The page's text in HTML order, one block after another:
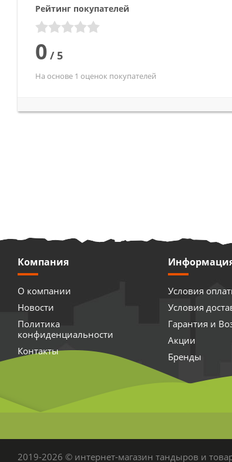
Рейтинг покупателей
0 /5
На основе 1 оценок покупателей
Компания
О компании
Новости
Политика
конфиденциальности
Контакты
Условия
Условия
Гарантия и
Акции
Бренды
2019-2026 © интернет-магазин тандыров и